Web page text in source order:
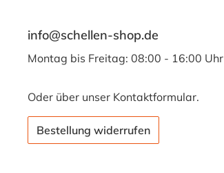
info@schellen-shop.de
Montag bis Freitag: 08:00 - 16:00 Uhr
Oder über unser Kontaktformular.
Bestellung widerrufen